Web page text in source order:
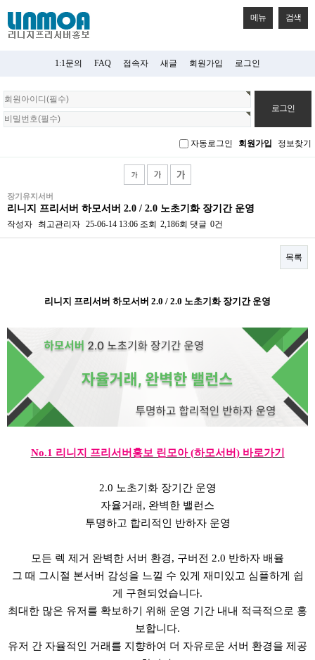
메뉴 검색
1:1문의 FAQ 접속자 새글 회원가입 로그인
회
원
로
자동로그인 회원가입 정보찾기
장기유지서버
리니지 프리서버 하모서버 2.0 / 2.0 노초기화 장기간 운영
작성자 최고관리자 25-06-14 13:06 조회 2,186회 댓글 0건
목록
리니지 프리서버 하모서버 2.0 / 2.0 노초기화 장기간 운영
No.1 리니지 프리서버홍보 린모아 (하모서버) 바로가기
2.0 노초기화 장기간 운영
자율거래, 완벽한 밸런스
투명하고 합리적인 반하자 운영
모든 렉 제거 완벽한 서버 환경, 구버전 2.0 반하자 배율
그 때 그시절 본서버 감성을 느낄 수 있게 재미있고 심플하게 쉽
게 구현되었습니다.
최대한 많은 유저를 확보하기 위해 운영 기간 내내 적극적으로 홍
보합니다.
유저 간 자율적인 거래를 지향하여 더 자유로운 서버 환경을 제공